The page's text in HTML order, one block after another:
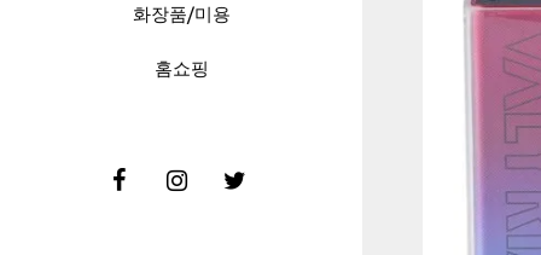
화장품/미용
홈쇼핑